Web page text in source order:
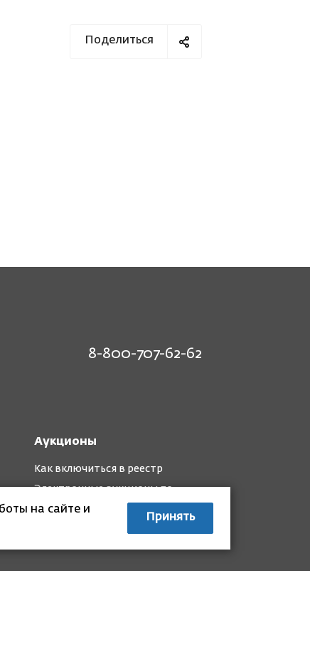
Поделиться
8-800-707-62-62
Аукционы
Как включиться в реестр
Электронные аукционы по
капремонту
на сайте и
Принять